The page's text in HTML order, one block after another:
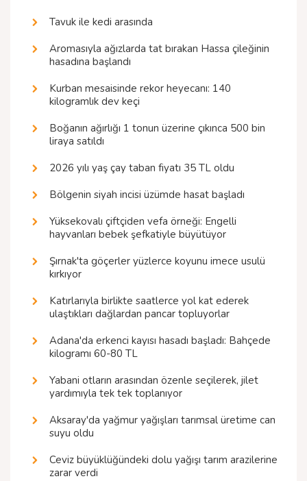
Tavuk ile kedi arasında
Aromasıyla ağızlarda tat bırakan Hassa çileğinin
hasadına başlandı
Kurban mesaisinde rekor heyecanı: 140
kilogramlık dev keçi
Boğanın ağırlığı 1 tonun üzerine çıkınca 500 bin
liraya satıldı
2026 yılı yaş çay taban fiyatı 35 TL oldu
Bölgenin siyah incisi üzümde hasat başladı
Yüksekovalı çiftçiden vefa örneği: Engelli
hayvanları bebek şefkatiyle büyütüyor
Şırnak'ta göçerler yüzlerce koyunu imece usulü
kırkıyor
Katırlarıyla birlikte saatlerce yol kat ederek
ulaştıkları dağlardan pancar topluyorlar
Adana'da erkenci kayısı hasadı başladı: Bahçede
kilogramı 60-80 TL
Yabani otların arasından özenle seçilerek, jilet
yardımıyla tek tek toplanıyor
Aksaray'da yağmur yağışları tarımsal üretime can
suyu oldu
Ceviz büyüklüğündeki dolu yağışı tarım arazilerine
zarar verdi